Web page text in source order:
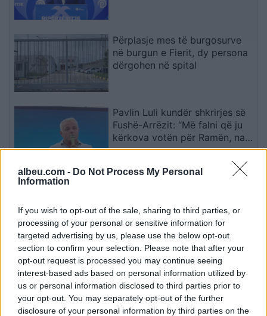
albeu.com - Do Not Process My Personal
Information
If you wish to opt-out of the sale, sharing to third parties, or
processing of your personal or sensitive information for
targeted advertising by us, please use the below opt-out
section to confirm your selection. Please note that after your
opt-out request is processed you may continue seeing
interest-based ads based on personal information utilized by
us or personal information disclosed to third parties prior to
your opt-out. You may separately opt-out of the further
disclosure of your personal information by third parties on the
Përplasje mes të burgosurve
në burgun e Fierit, dy persona
dërgohen në spital
Pavlin Luli kundër shkrirjes së
Fushë-Arrëzit: “Më falni që ju
kërkova votën për Ramën, na
tradhtoi”
League: Keqardhja më e madhe
në Europian ishte ndeshja ndaj
Serbisë